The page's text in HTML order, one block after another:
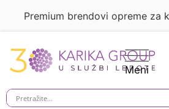
Premium brendovi opreme za